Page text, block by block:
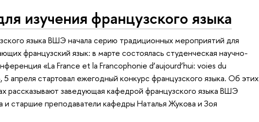
изучения французского языка
языка ВШЭ начала серию традиционных мероприятий для
французский язык: в марте состоялась студенческая научно-
«La France et la Francophonie d’aujourd’hui: voies du
апреля стартовал ежегодный конкурс французского языка. Об этих
рассказывают заведующая кафедрой французского языка ВШЭ
и старшие преподаватели кафедры Наталья Жукова и Зоя